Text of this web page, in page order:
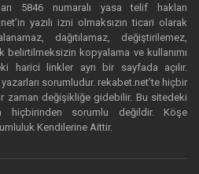
5846 numaralı yasa telif hakları
yazılı izni olmaksızın ticari olarak
dağıtılamaz, değiştirilemez,
belirtilmeksizin kopyalama ve kullanımı
harici linkler ayrı bir sayfada açılır.
sorumludur. rekabet.net’te hiçbir
zaman değişikliğe gidebilir. Bu sitedeki
hiçbirinden sorumlu değildir. Köşe
Kendilerine Aittir.